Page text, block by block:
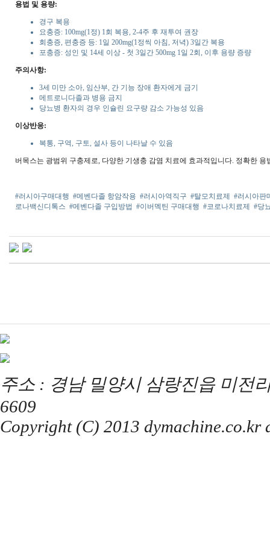
용법 및 용량:
경구 복용
요충증: 100mg(1정) 1회 복용, 2-4주 후 재투여 권장
회충증, 편충증 등: 1일 200mg(1정씩 아침, 저녁) 3일간 복용
포충증: 성인 및 14세 이상 - 첫 3일간 500mg 1일 2회, 이후 용량 증량
주의사항:
3세 미만 소아, 임산부, 간 기능 장애 환자에게 금기
메트로니다졸과 병용 금지
당뇨병 환자의 경우 인슐린 요구량 감소 가능성 있음
이상반응:
복통, 구역, 구토, 설사 등이 나타날 수 있음
버목스는 광범위 구충제로, 다양한 기생충 감염 치료에 효과적입니다. 정확한
#러시아구매대행 #메벤다졸 항암작용 #러시아역직구 #탈모치료제
#러시아판
로나백신디톡스 #메벤다졸 구입방법 #이버멕틴 구매대행 #코로나치료제 #당
주소 : 경남 밀양시 삼랑진읍 미전
6609
Copyright (C) 2013 dymachine.co.kr